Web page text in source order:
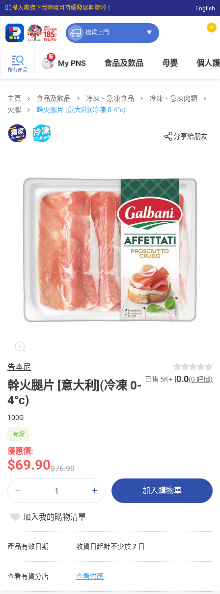
☝🏼㩒入嚟睇下我哋嘅可持續發展概覽啦！
⭐購物滿$399即享免費送貨；滿$100即可免費店取。
English
送貨上門
0
所有產品
新
My PNS 食品及飲品 母嬰 個人
主頁 食品及飲品 冷凍、急凍食品
冷凍、急凍肉類
火腿
幹火腿片 [意大利](冷凍 0-4°c)
分享給朋友
告本尼
幹火腿片 [意大利](冷凍 0-
4°c)
已售 5K+ 0.0(0 評價)
100G
優惠價:
$69.90$76.90
有貨
加入購物車
加入我的購物清單
產品有效日期 收貨日起計不少於 7 日
查看有貨分店 查看供應